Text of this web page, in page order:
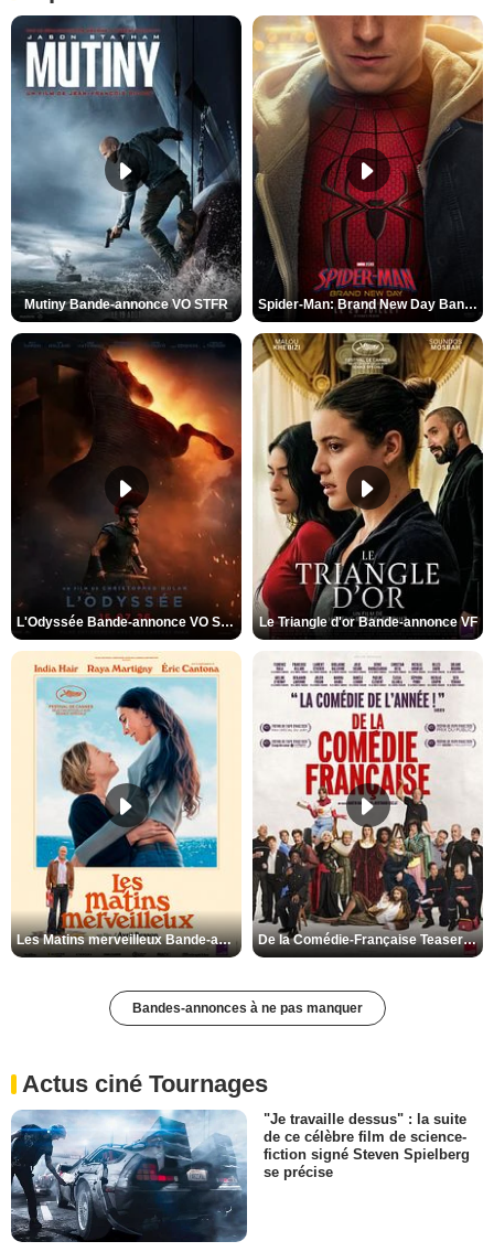
Mutiny Bande-annonce VO STFR Spider-Man: Brand New Day Bande-annonce VO STFR
L'Odyssée Bande-annonce VO STFR Le Triangle d'or Bande-annonce VF
Les Matins merveilleux Bande-annonce VF De la Comédie-Française Teaser VF
Bandes-annonces à ne pas manquer
Actus ciné Tournages
"Je travaille dessus" : la suite
de ce célèbre film de science-
fiction signé Steven Spielberg
se précise